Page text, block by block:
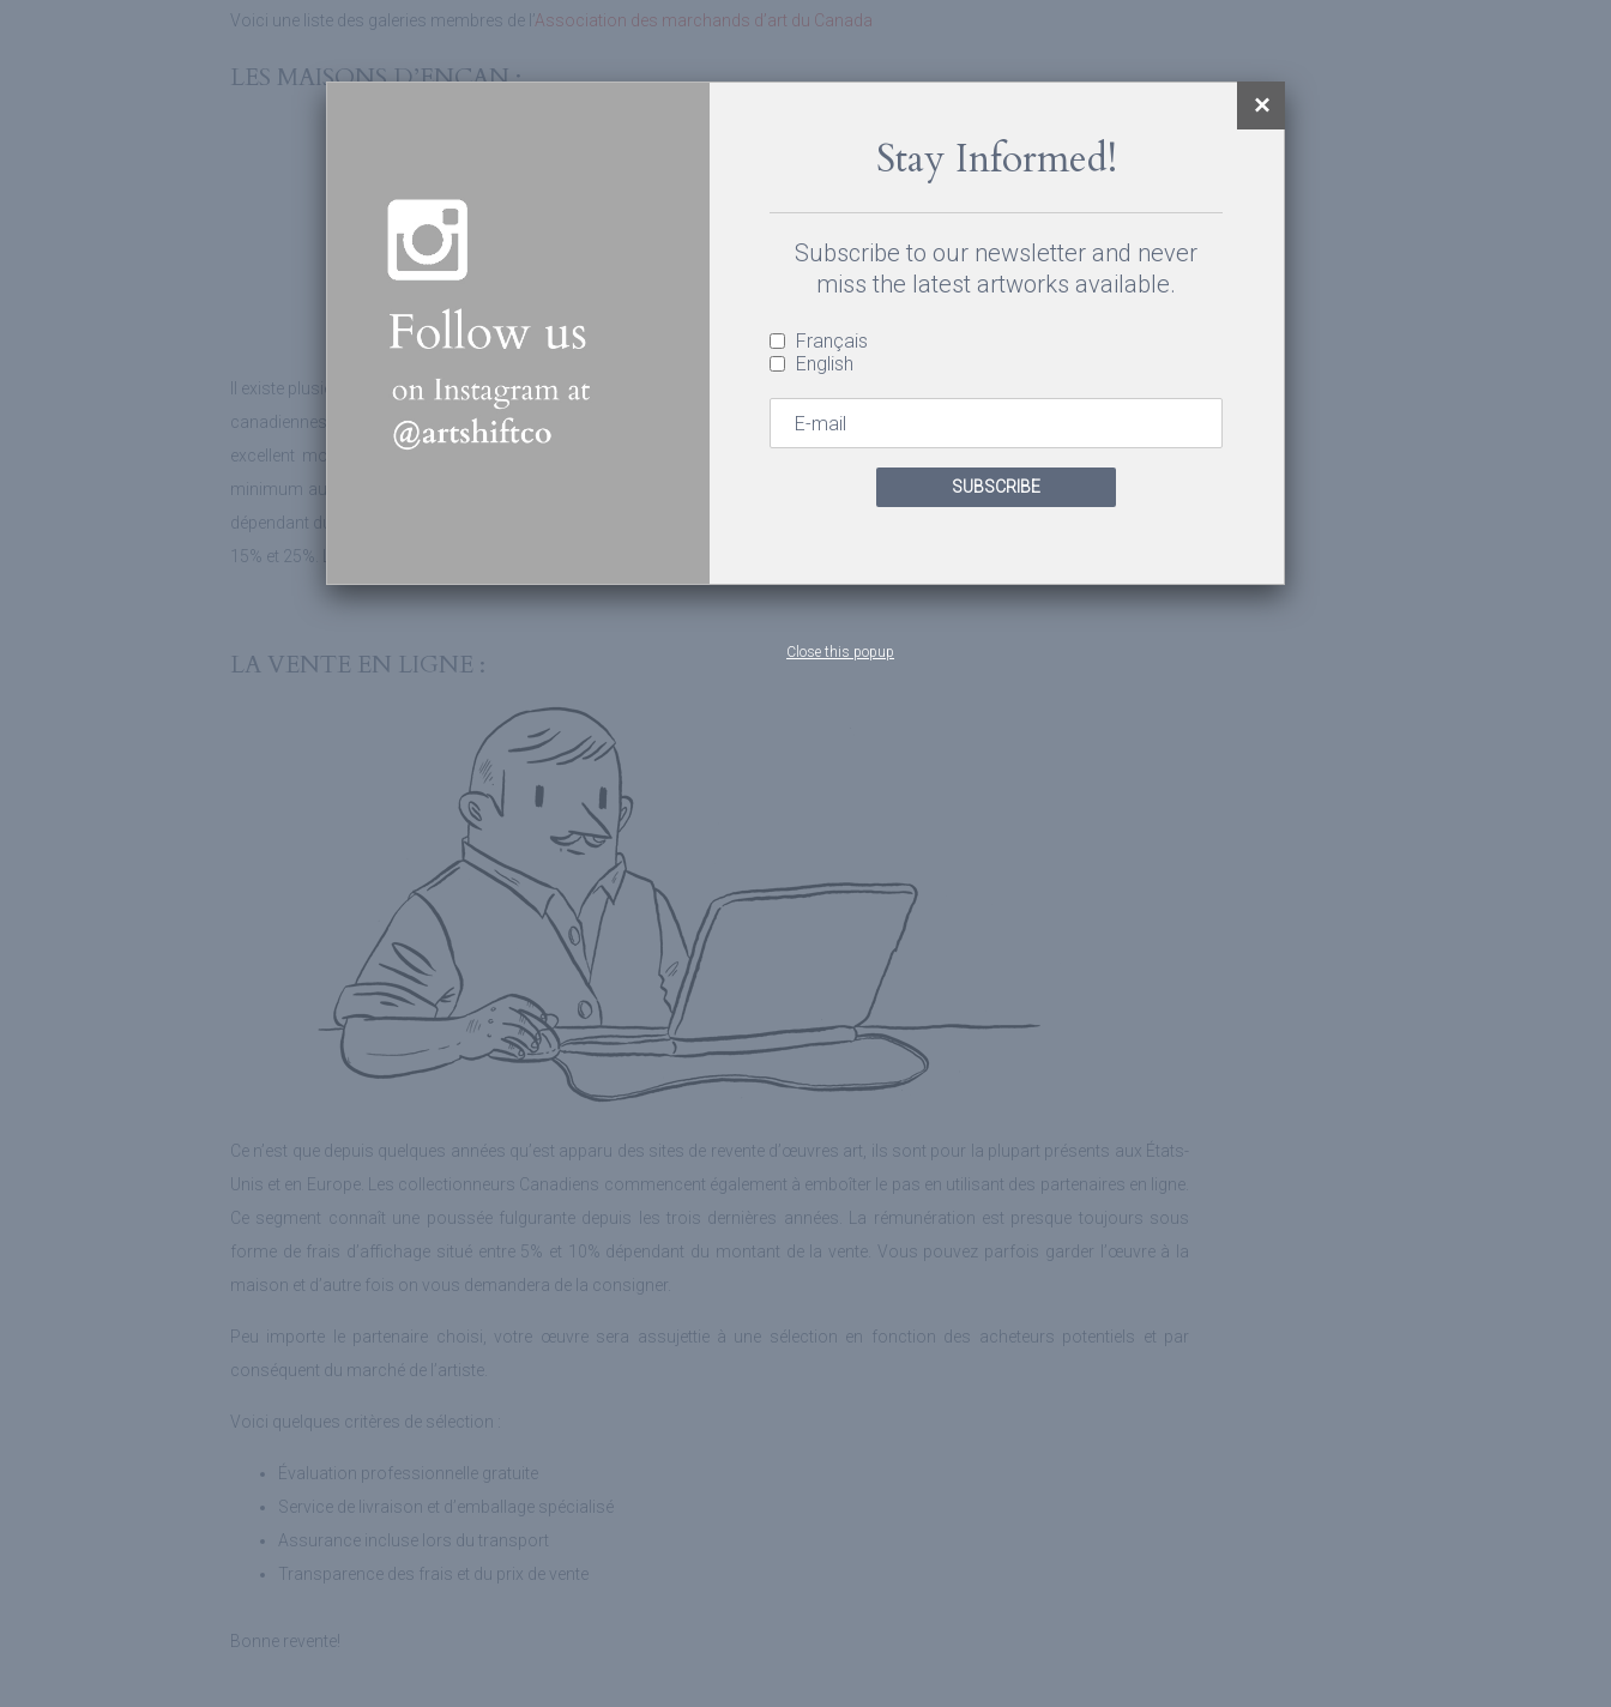
Voici une liste des galeries membres de l’Association des marchands d’art du Canada
LES MAISONS D’ENCAN :
Il existe plusieurs grandes maisons d’encan au Canada et certaines d’entres-elles possèdent des bureaux dans les grandes villes
canadiennes. Les encans sont organisés de façon périodique et présentés devant public (et parfois sur internet). Il s’agit d’un
excellent moyen de vendre rapidement une œuvre. Vous devrez ensemble choisir un prix de réserve, il s’agit du montant
minimum auquel peut être vendue l’œuvre. La rémunération se fait sous forme de pourcentage souvent situé entre 5% et 25%
dépendant du montant de la vente et l’acheteur devra payer les taxes de vente de la province ainsi qu’une prime à l’acheteur entre
15% et 25%. La consignation de l’œuvre est obligatoire.
LA VENTE EN LIGNE :
Ce n’est que depuis quelques années qu’est apparu des sites de revente d’œuvres art, ils sont pour la plupart présents aux États-
Unis et en Europe. Les collectionneurs Canadiens commencent également à emboîter le pas en utilisant des partenaires en ligne.
Ce segment connaît une poussée fulgurante depuis les trois dernières années. La rémunération est presque toujours sous
forme de frais d’affichage situé entre 5% et 10% dépendant du montant de la vente. Vous pouvez parfois garder l’œuvre à la
maison et d’autre fois on vous demandera de la consigner.
Peu importe le partenaire choisi, votre œuvre sera assujettie à une sélection en fonction des acheteurs potentiels et par
conséquent du marché de l’artiste.
Voici quelques critères de sélection :
Évaluation professionnelle gratuite
Service de livraison et d’emballage spécialisé
Assurance incluse lors du transport
Transparence des frais et du prix de vente
Bonne revente!
Close this popup
Stay Informed!
Subscribe to our newsletter and never
miss the latest artworks available.
Français
English
SUBSCRIBE